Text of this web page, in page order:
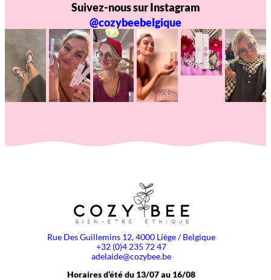
Suivez-nous sur Instagram
@cozybeebelgique
Rue Des Guillemins 12, 4000 Liège / Belgique
+32 (0)4 235 72 47
adelaide@cozybee.be
Horaires d’été du 13/07 au 16/08